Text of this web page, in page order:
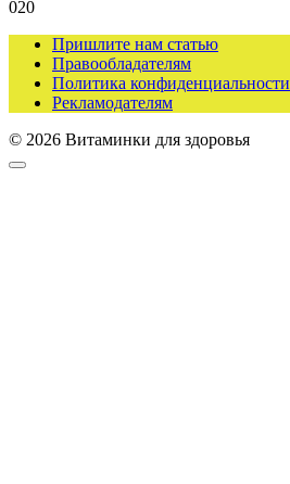
020
Пришлите нам статью
Правообладателям
Политика конфиденциальности
Рекламодателям
© 2026 Витаминки для здоровья